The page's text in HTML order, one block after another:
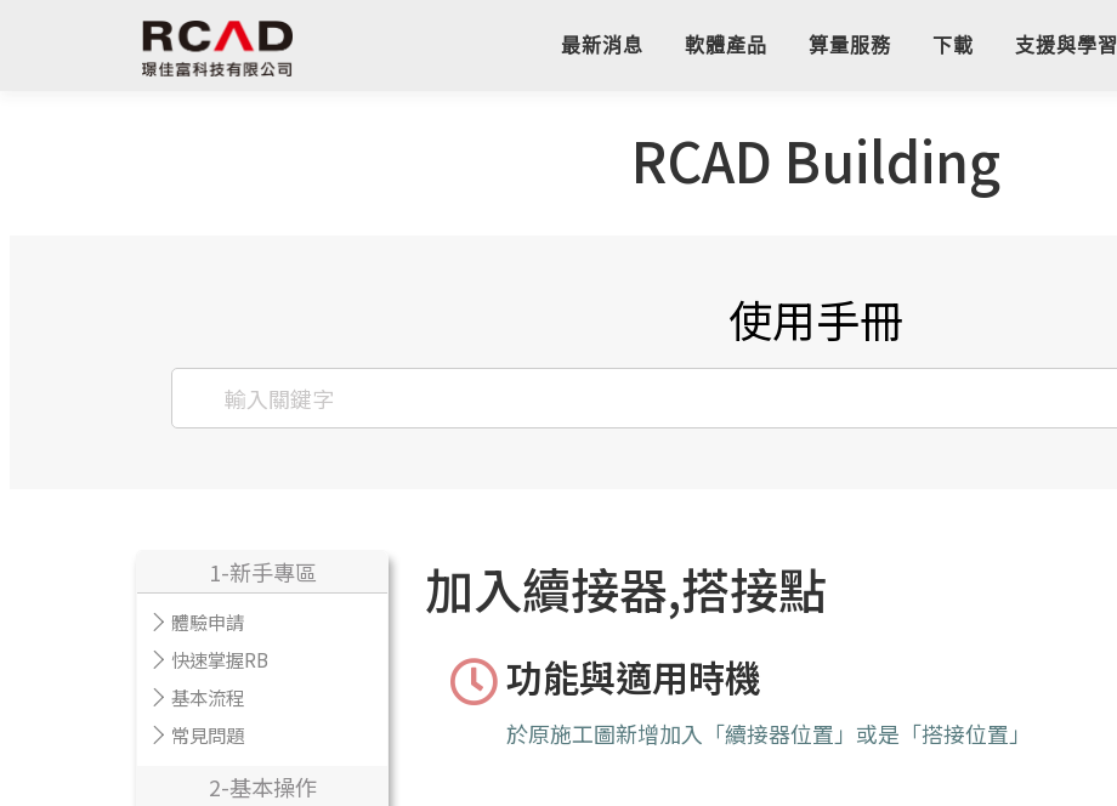
最新消息 軟體產品 算量服務 下載 支援與學習
RCAD Building
使用手冊
1-新手專區
體驗申請
快速掌握RB
基本流程
常見問題
2-基本操作
加入續接器,搭接點
功能與適用時機
於原施工圖新增加入「續接器位置」或是「搭接位置」